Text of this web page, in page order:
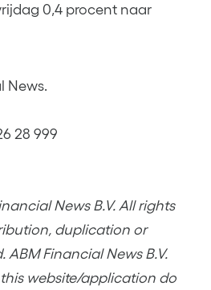
0,4 procent naar
News.
28 999
News B.V. All rights
duplication or
Financial News B.V.
website/application do